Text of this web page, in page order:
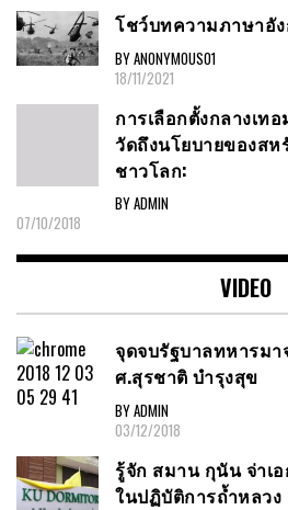
โชว์บทความภาษาอั
BY ANONYMOUS01
18/11/2021
การเลือกตั้งกลางเท
วัดถึงนโยบายของส
ชาวโลก:
BY ADMIN
07/10/2018
VIDEO
จุดจบรัฐบาลทหารมา
ศ.สุรชาติ บำรุงสุข
BY ADMIN
03/12/2018
รู้จัก สมาน กุนัน จ่าเ
ในปฏิบัติการถ้ำหลวง